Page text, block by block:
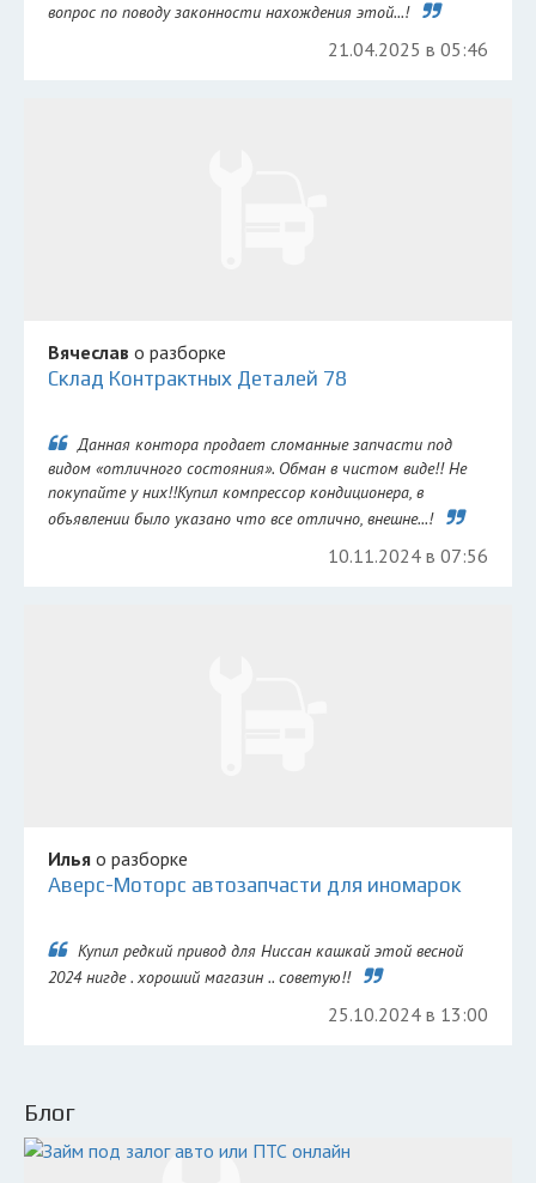
вопрос по поводу законности нахождения этой...!
21.04.2025 в 05:46
Вячеслав о разборке
Склад Контрактных Деталей 78
Данная контора продает сломанные запчасти под
видом «отличного состояния». Обман в чистом виде!! Не
покупайте у них!!Купил компрессор кондиционера, в
объявлении было указано что все отлично, внешне...!
10.11.2024 в 07:56
Илья о разборке
Аверс-Моторс автозапчасти для иномарок
Купил редкий привод для Ниссан кашкай этой весной
2024 нигде . хороший магазин .. советую!!
25.10.2024 в 13:00
Блог